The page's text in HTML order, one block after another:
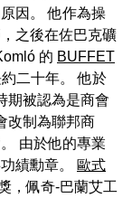
因。 他作為操
之後在佐巴克礦
的 BUFFET
二十年。 他於
期被認為是商會
改制為聯邦商
由於他的專業
績勳章。
歐式
，佩奇-巴蘭艾工